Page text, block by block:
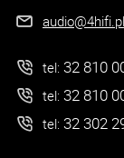
audio@4hifi.pl
tel: 32 810
tel: 32 810
tel: 32 302